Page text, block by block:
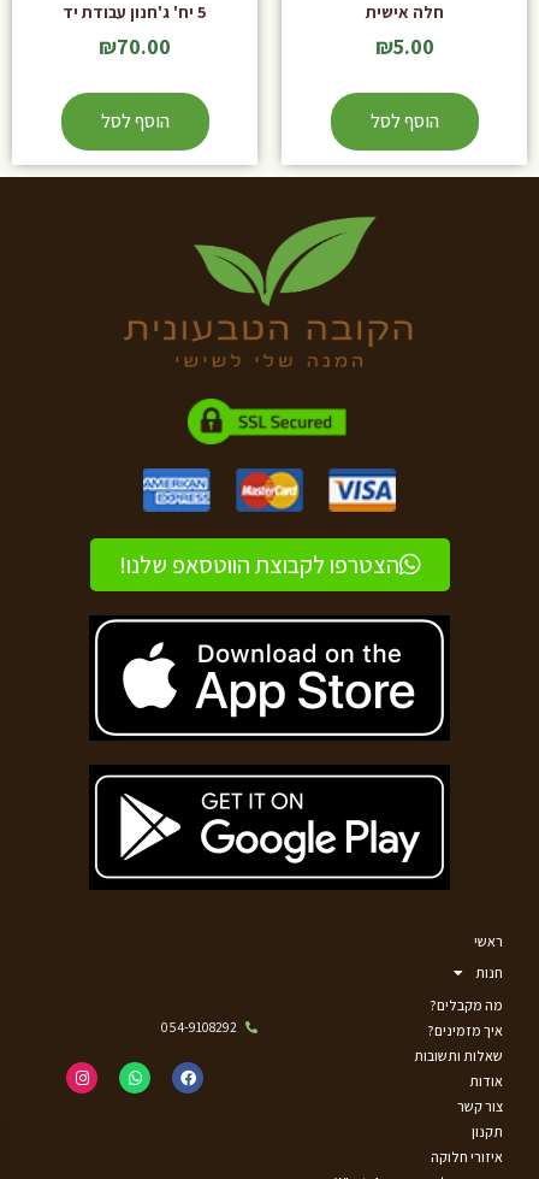
חלה אישית
₪5.00
הוסף לסל
5 יח' ג'חנון עבודת יד
₪70.00
הוסף לסל
הצטרפו לקבוצת הווטסאפ שלנו!
ראשי
חנות
מה מקבלים?
איך מזמינים?
שאלות ותשובות
אודות
צור קשר
תקנון
איזורי חלוקה
054-9108292